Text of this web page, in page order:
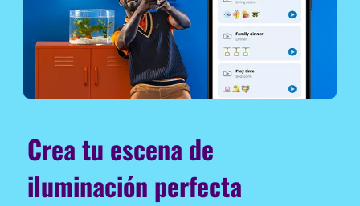
Crea tu escena de
iluminación perfecta